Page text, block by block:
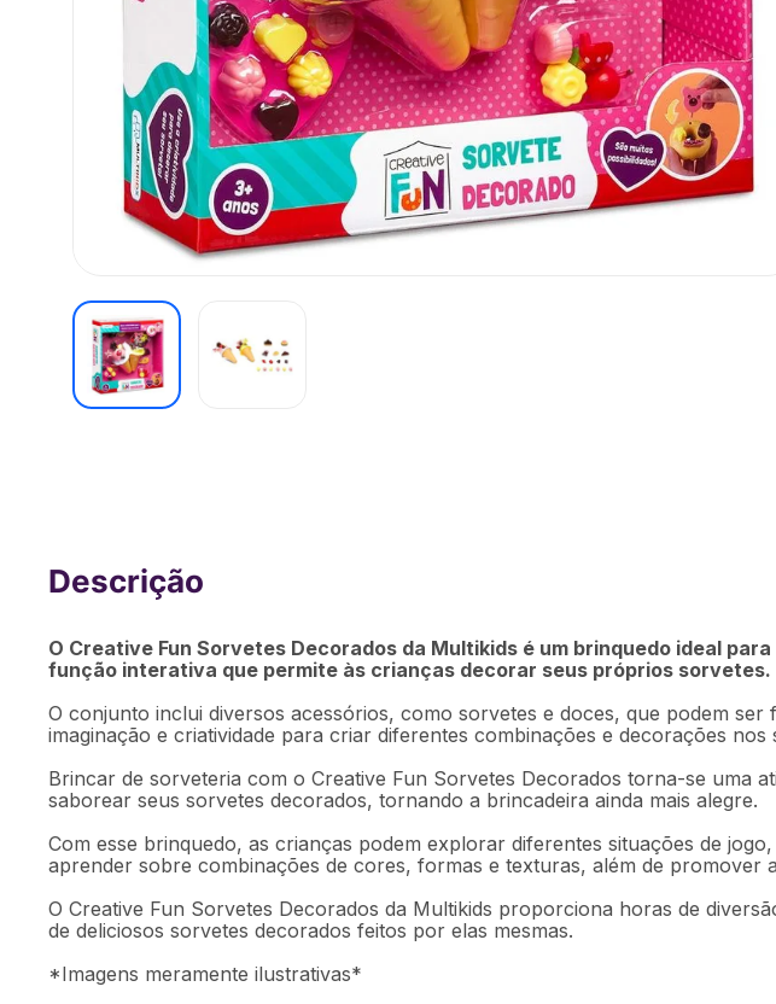
[Reembalado]
Descrição
O Creative Fun Sorvetes Decorados da Multikids é um brinquedo ideal
função interativa que permite às crianças decorar seus próprios sorvetes.
O conjunto inclui diversos acessórios, como sorvetes e doces, que podem
imaginação e criatividade para criar diferentes combinações e decorações nos
Brincar de sorveteria com o Creative Fun Sorvetes Decorados torna-se uma
saborear seus sorvetes decorados, tornando a brincadeira ainda mais alegre.
Com esse brinquedo, as crianças podem explorar diferentes situações de
aprender sobre combinações de cores, formas e texturas, além de promover
O Creative Fun Sorvetes Decorados da Multikids proporciona horas de
de deliciosos sorvetes decorados feitos por elas mesmas.
*Imagens meramente ilustrativas*